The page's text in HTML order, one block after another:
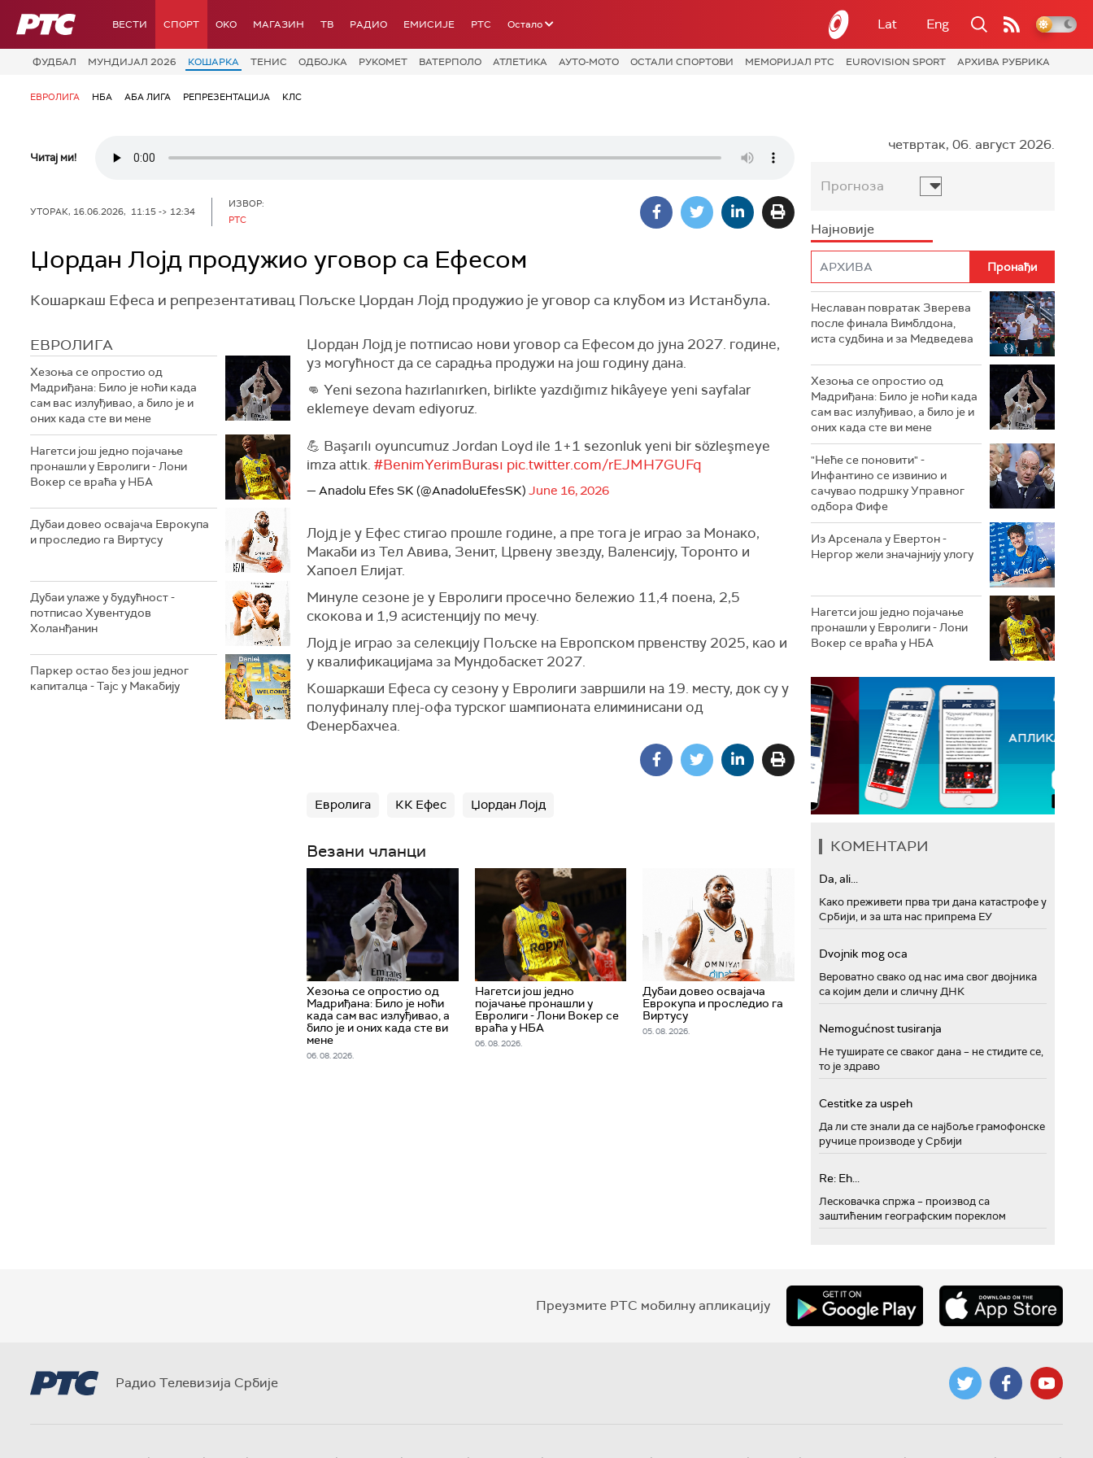
РТС ВЕСТИ СПОРТ OKO МАГАЗИН ТВ РАДИО ЕМИСИЈЕ РТС Остало Lat Eng
ФУДБАЛ МУНДИЈАЛ 2026 КОШАРКА ТЕНИС ОДБОЈКА РУКОМЕТ ВАТЕРПОЛО АТЛЕТИКА АУТО-МОТО ОСТАЛИ СПОРТОВИ МЕМОРИЈАЛ РТС EUROVISION SPORT АРХИВА РУБРИКА
ЕВРОЛИГА НБА АБА ЛИГА РЕПРЕЗЕНТАЦИЈА КЛС
Читај ми!
УТОРАК, 16.06.2026, 11:15 -> 12:34
ИЗВОР:
РТС
Џордан Лојд продужио уговор са Ефесом
Кошаркаш Ефеса и репрезентативац Пољске Џордан Лојд продужио је уговор са клубом из Истанбула.
ЕВРОЛИГА
Хезоња се опростио од
Мадриђана: Било је ноћи када
сам вас излуђивао, а било је и
оних када сте ви мене
Нагетси још једно појачање
пронашли у Евролиги - Лони
Вокер се враћа у НБА
Дубаи довео освајача Еврокупа
и проследио га Виртусу
Дубаи улаже у будућност -
потписао Хувентудов
Холанђанин
Паркер остао без још једног
капиталца - Тајс у Макабију
Џордан Лојд је потписао нови уговор са Ефесом до јуна 2027. године,
уз могућност да се сарадња продужи на још годину дана.
👊 Yeni sezona hazırlanırken, birlikte yazdığımız hikâyeye yeni sayfalar
eklemeye devam ediyoruz.
💪 Başarılı oyuncumuz Jordan Loyd ile 1+1 sezonluk yeni bir sözleşmeye
imza attık. #BenimYerimBurası pic.twitter.com/rEJMH7GUFq
— Anadolu Efes SK (@AnadoluEfesSK) June 16, 2026
Лојд је у Ефес стигао прошле године, а пре тога је играо за Монако,
Макаби из Тел Авива, Зенит, Црвену звезду, Валенсију, Торонто и
Хапоел Елијат.
Минуле сезоне је у Евролиги просечно бележио 11,4 поена, 2,5
скокова и 1,9 асистенцију по мечу.
Лојд је играо за селекцију Пољске на Европском првенству 2025, као и
у квалификацијама за Мундобаскет 2027.
Кошаркаши Ефеса су сезону у Евролиги завршили на 19. месту, док су у
полуфиналу плеј-офа турског шампионата елиминисани од
Фенербахчеа.
Евролига КК Ефес Џордан Лојд
Везани чланци
Хезоња се опростио од
Мадриђана: Било је ноћи
када сам вас излуђивао, а
било је и оних када сте ви
мене
06. 08. 2026.
Нагетси још једно
појачање пронашли у
Евролиги - Лони Вокер се
враћа у НБА
06. 08. 2026.
Дубаи довео освајача
Еврокупа и проследио га
Виртусу
05. 08. 2026.
четвртак, 06. август 2026.
Прогноза
Најновије
Неславан повратак Зверева
после финала Вимблдона,
иста судбина и за Медведева
Хезоња се опростио од
Мадриђана: Било је ноћи када
сам вас излуђивао, а било је и
оних када сте ви мене
"Неће се поновити" -
Инфантино се извинио и
сачувао подршку Управног
одбора Фифе
Из Арсенала у Евертон -
Нергор жели значајнију улогу
Нагетси још једно појачање
пронашли у Евролиги - Лони
Вокер се враћа у НБА
КОМЕНТАРИ
Da, ali...
Како преживети прва три дана катастрофе у
Србији, и за шта нас припрема ЕУ
Dvojnik mog oca
Вероватно свако од нас има свог двојника
са којим дели и сличну ДНК
Nemogućnost tusiranja
Не туширате се сваког дана – не стидите се,
то је здраво
Cestitke za uspeh
Да ли сте знали да се најбоље грамофонске
ручице производе у Србији
Re: Eh...
Лесковачка спржа – производ са
заштићеним географским пореклом
Преузмите РТС мобилну апликацију
Радио Телевизија Србије